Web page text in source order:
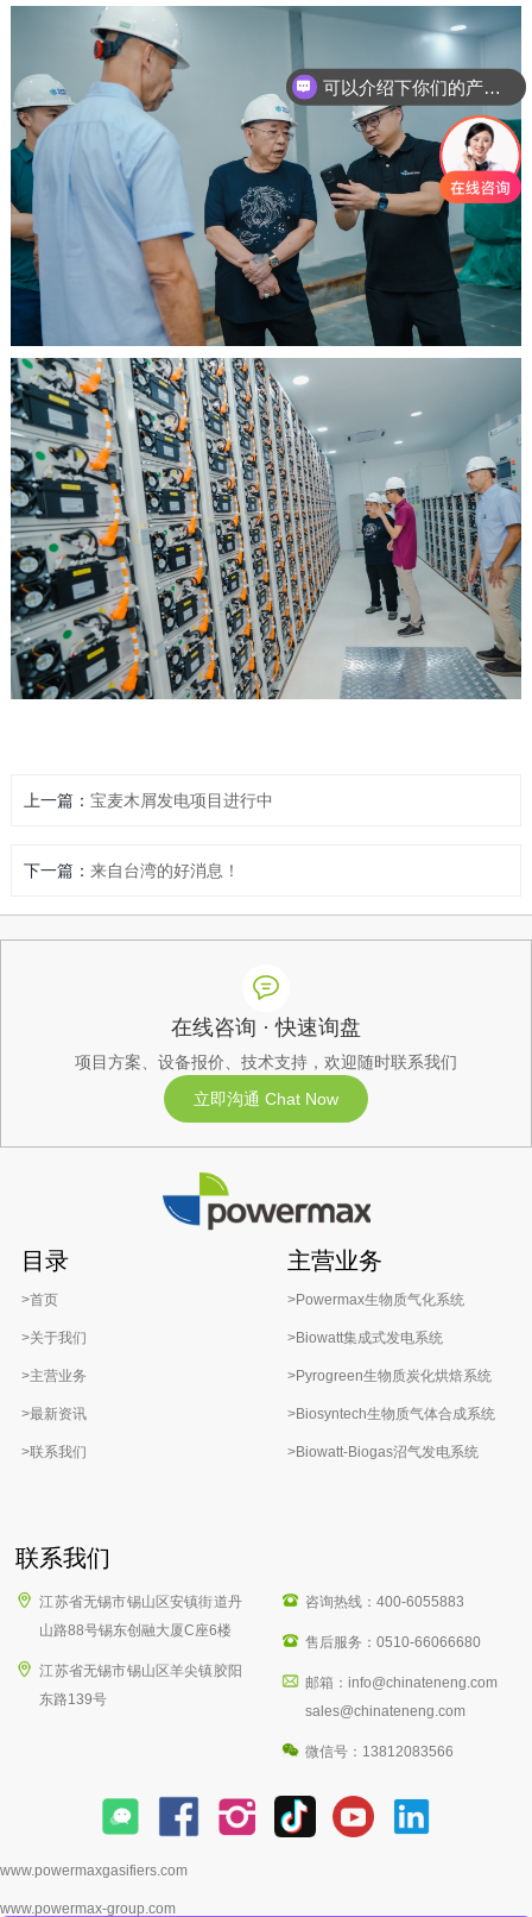
上一篇： 宝麦木屑发电项目进行中
下一篇： 来自台湾的好消息！
在线咨询 · 快速询盘
项目方案、设备报价、技术支持，欢迎随时联系我们
立即沟通 Chat Now
目录
>首页
>关于我们
>主营业务
>最新资讯
>联系我们
主营业务
>Powermax生物质气化系统
>Biowatt集成式发电系统
>Pyrogreen生物质炭化烘焙系统
>Biosyntech生物质气体合成系统
>Biowatt-Biogas沼气发电系统
联系我们
江苏省无锡市锡山区安镇街道丹
山路88号锡东创融大厦C座6楼
江苏省无锡市锡山区羊尖镇胶阳
东路139号
咨询热线：400-6055883
售后服务：0510-66066680
邮箱：info@chinateneng.com
sales@chinateneng.com
微信号：13812083566
www.powermaxgasifiers.com
www.powermax-group.com
可以介绍下你们的产品么